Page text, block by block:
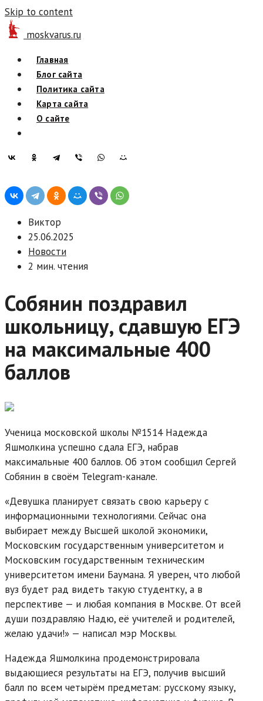
Skip to content
moskvarus.ru
Главная
Блог сайта
Политика сайта
Карта сайта
О сайте
Виктор
25.06.2025
Новости
2 мин. чтения
Собянин поздравил
школьницу, сдавшую ЕГЭ
на максимальные 400
баллов
Ученица московской школы №1514 Надежда
Яшмолкина успешно сдала ЕГЭ, набрав
максимальные 400 баллов. Об этом сообщил Сергей
Собянин в своём Telegram-канале.
«Девушка планирует связать свою карьеру с
информационными технологиями. Сейчас она
выбирает между Высшей школой экономики,
Московским государственным университетом и
Московским государственным техническим
университетом имени Баумана. Я уверен, что любой
вуз будет рад видеть такую студентку, а в
перспективе — и любая компания в Москве. От всей
души поздравляю Надю, её учителей и родителей,
желаю удачи!» — написал мэр Москвы.
Надежда Яшмолкина продемонстрировала
выдающиеся результаты на ЕГЭ, получив высший
балл по всем четырём предметам: русскому языку,